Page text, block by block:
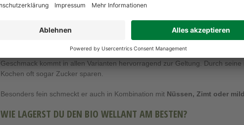
Damit ist der Wellant eine interessante Option für Menschen, die auf
Jeder Körper reagiert unterschiedlich – eine Garantie auf Verträglichkeit
BIO-WELLANT IN DER KÜCHE
Der Bio Wellant ist ein echter Alleskönner: Ob als frischer Snack
Geschmack kommt in allen Varianten hervorragend zur Geltung. Durch
Kochen oft sogar Zucker sparen.
Besonders fein schmeckt er auch in Kombination mit Nüssen, Zimt oder
WIE LAGERST DU DEN BIO WELLANT AM BESTEN?